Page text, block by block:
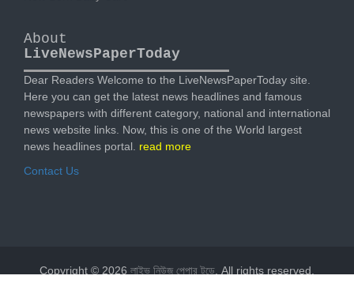
About
LiveNewsPaperToday
Dear Readers Welcome to the LiveNewsPaperToday site.
Here you can get the latest news headlines and famous
newspapers with different category, national and international
news website links. Now, this is one of the World largest
news headlines portal. read more
Contact Us
Copyright © 2026 লাইভ নিউজ পেপার টুডে . All rights reserved.